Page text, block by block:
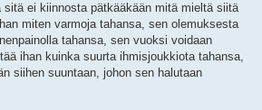
sitä ei kiinnosta pätkääkään mitä mieltä siitä
miten varmoja tahansa, sen olemuksesta
tahansa, sen vuoksi voidaan
ihan kuinka suurta ihmisjoukkiota tahansa,
siihen suuntaan, johon sen halutaan